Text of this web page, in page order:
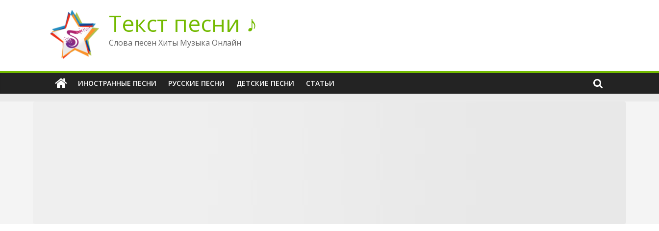
содержимому
Текст песни ♪
Слова песен Хиты Музыка Онлайн
ИНОСТРАННЫЕ ПЕСНИ РУССКИЕ ПЕСНИ ДЕТСКИЕ ПЕСНИ СТАТЬИ